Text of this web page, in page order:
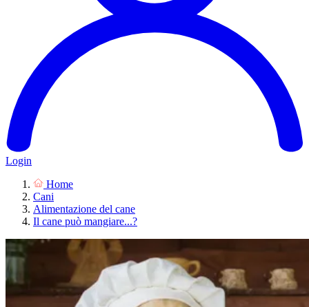
Login
Home
Cani
Alimentazione del cane
Il cane può mangiare...?